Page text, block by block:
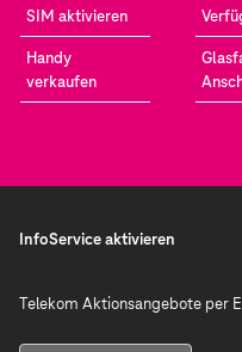
SIM aktivieren
Handy
verkaufen
InfoService aktivieren
Telekom Aktionsangebote per